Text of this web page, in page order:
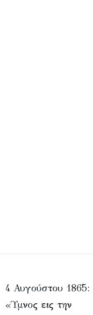
4 Αυγούστου
«Ύμνος εις την